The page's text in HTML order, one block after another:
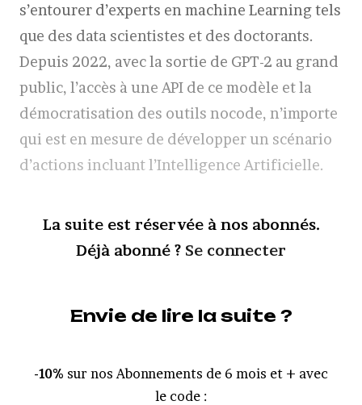
s’entourer d’experts en machine Learning tels
que des data scientistes et des doctorants.
Depuis 2022, avec la sortie de GPT-2 au grand
public, l’accès à une API de ce modèle et la
démocratisation des outils nocode, n’importe
qui est en mesure de développer un scénario
d’actions incluant l’Intelligence Artificielle.
La suite est réservée à nos abonnés.
Déjà abonné ? Se connecter
Envie de lire la suite ?
-10% sur nos Abonnements de 6 mois et + avec
le code :